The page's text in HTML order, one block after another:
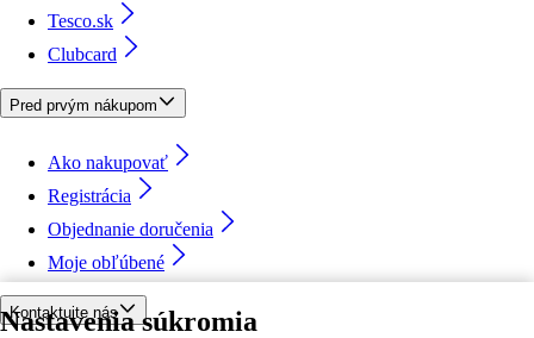
Nastavenia súkromia
Tesco.sk
Clubcard
Pred prvým nákupom
Ako nakupovať
Registrácia
Objednanie doručenia
Moje obľúbené
Kontaktujte nás